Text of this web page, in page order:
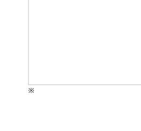
※